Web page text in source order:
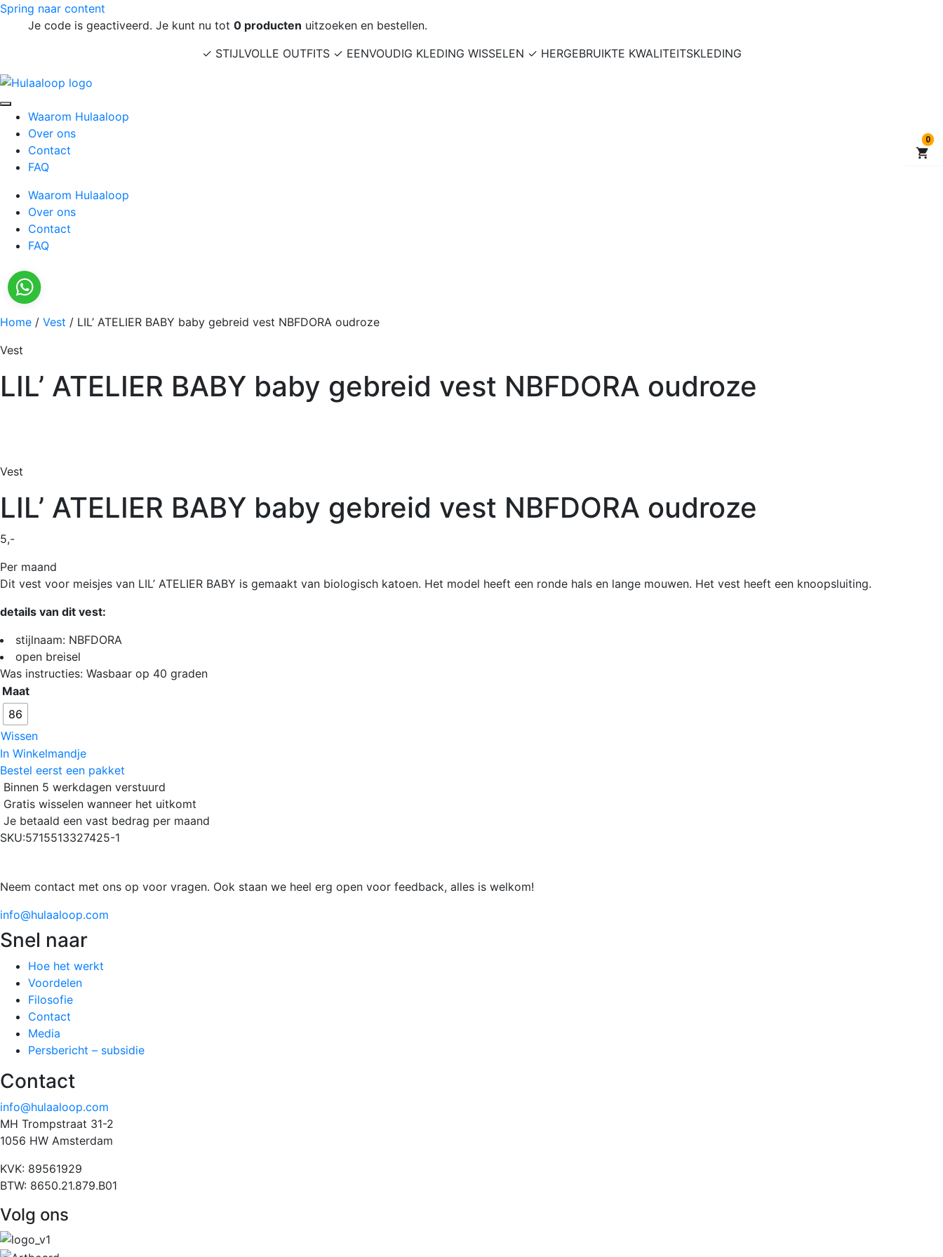
Spring naar content
Je code is geactiveerd. Je kunt nu tot 0 producten uitzoeken en bestellen.
✓ STIJLVOLLE OUTFITS ✓ EENVOUDIG KLEDING WISSELEN ✓ HERGEBRUIKTE KWALITEITSKLEDING
Waarom Hulaaloop
Over ons
Contact
FAQ
Waarom Hulaaloop
Over ons
Contact
FAQ
Home / Vest / LIL’ ATELIER BABY baby gebreid vest NBFDORA oudroze
Vest
LIL’ ATELIER BABY baby gebreid vest NBFDORA oudroze
Vest
LIL’ ATELIER BABY baby gebreid vest NBFDORA oudroze
5,-
Per maand
Dit vest voor meisjes van LIL’ ATELIER BABY is gemaakt van biologisch katoen. Het model heeft een ronde hals en lange mouwen. Het vest heeft een knoopsluiting.
details van dit vest:
stijlnaam: NBFDORA
open breisel
Was instructies: Wasbaar op 40 graden
Maat
86
Wissen
In Winkelmandje
Bestel eerst een pakket
Binnen 5 werkdagen verstuurd
Gratis wisselen wanneer het uitkomt
Je betaald een vast bedrag per maand
SKU:5715513327425-1
Neem contact met ons op voor vragen. Ook staan we heel erg open voor feedback, alles is welkom!
info@hulaaloop.com
Snel naar
Hoe het werkt
Voordelen
Filosofie
Contact
Media
Persbericht – subsidie
Contact
info@hulaaloop.com
MH Trompstraat 31-2
1056 HW Amsterdam
KVK: 89561929
BTW: 8650.21.879.B01
Volg ons
0